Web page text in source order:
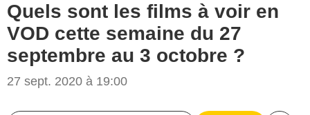
Quels sont les films à voir en
VOD cette semaine du 27
septembre au 3 octobre ?
27 sept. 2020 à 19:00